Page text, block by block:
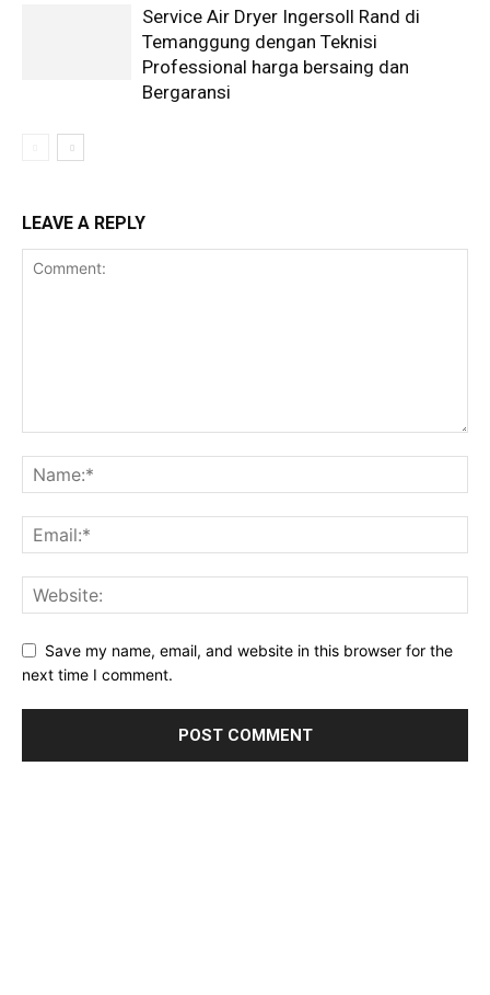
Service Air Dryer Ingersoll Rand di
Temanggung dengan Teknisi
Professional harga bersaing dan
Bergaransi
LEAVE A REPLY
Save my name, email, and website in this browser for the
next time I comment.